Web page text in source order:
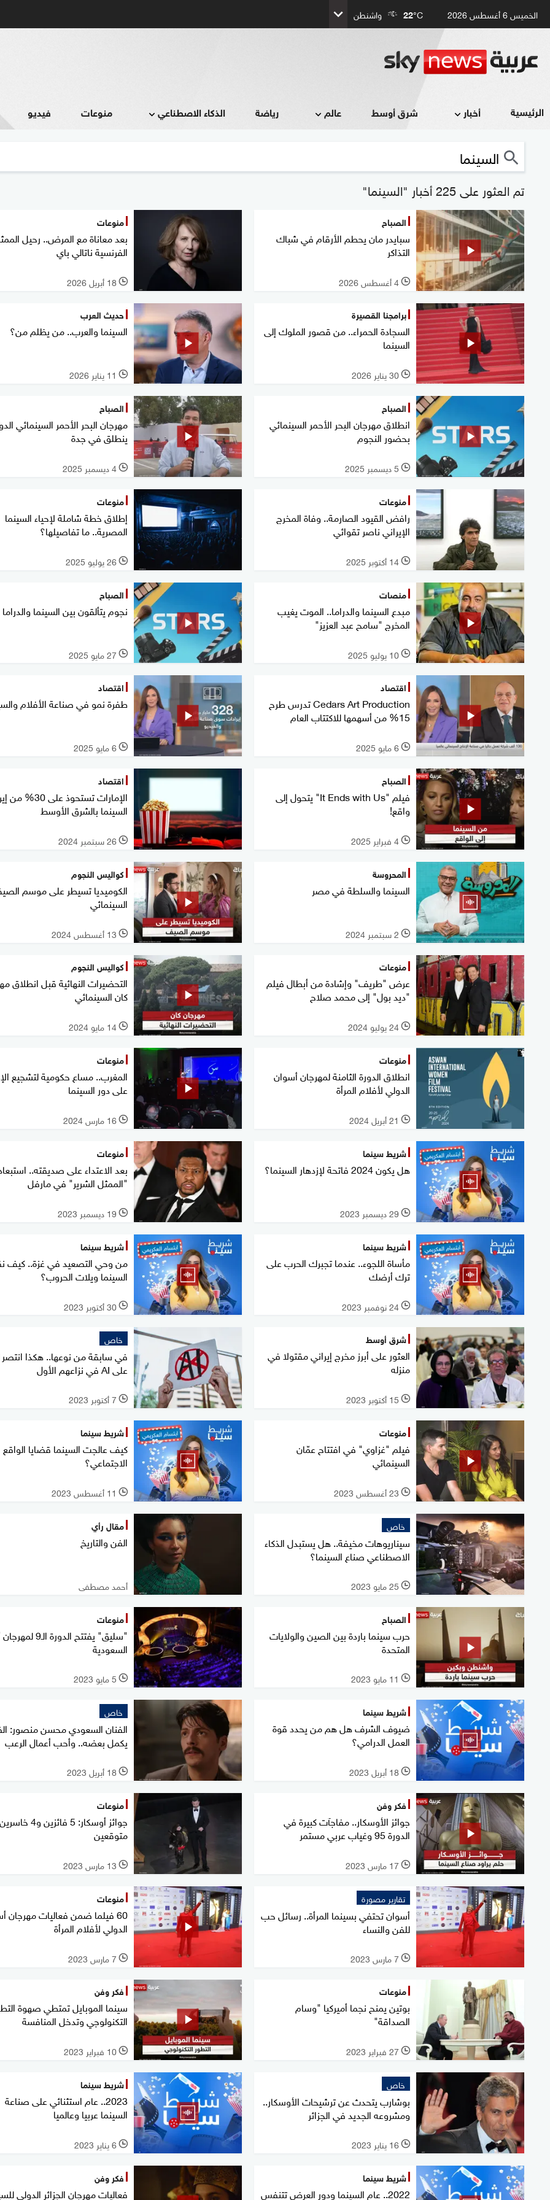
الخميس 6 أغسطس 2026 22°C واشنطن
الرئيسية أخبار شرق أوسط عالم رياضة الذكاء الاصطناعي منوعات فيديو
تم العثور على 225 أخبار "السينما"
الصباح
سبايدر مان يحطم الأرقام في شباك
التذاكر
l 4 أغسطس 2026
منوعات
بعد معاناة مع المرض.. رحيل
الفرنسية ناتالي باي
l 18 أبريل 2026
برامجنا القصيرة
السجادة الحمراء.. من قصور الملوك إلى
السينما
l 30 يناير 2026
حديث العرب
السينما والعرب.. من يظلم من؟
l 11 يناير 2026
الصباح
انطلاق مهرجان البحر الأحمر السينمائي
بحضور النجوم
l 5 ديسمبر 2025
الصباح
مهرجان البحر الأحمر السينمائي
ينطلق في جدة
l 4 ديسمبر 2025
منوعات
رافض القيود الصارمة.. وفاة المخرج
الإيراني ناصر تقوائي
l 14 أكتوبر 2025
منوعات
إطلاق خطة شاملة لإحياء السينما
المصرية.. ما تفاصيلها؟
l 26 يوليو 2025
منصات
مبدع السينما والدراما.. الموت يغيب
المخرج "سامح عبد العزيز"
l 10 يوليو 2025
الصباح
نجوم يتألقون بين السينما والدراما
l 27 مايو 2025
اقتصاد
Cedars Art Production تدرس طرح
15% من أسهمها للاكتتاب العام
l 6 مايو 2025
اقتصاد
طفرة نمو في صناعة الأفلام
l 6 مايو 2025
الصباح
فيلم "It Ends with Us" يتحول إلى
واقع!
l 4 فبراير 2025
اقتصاد
الإمارات تستحوذ على
السينما بالشرق الأوسط
l 26 سبتمبر 2024
المحروسة
السينما والسلطة في مصر
l 2 سبتمبر 2024
كواليس النجوم
الكوميديا تسيطر على موسم
السينمائي
l 13 أغسطس 2024
منوعات
عرض "طريف" وإشادة من أبطال فيلم
"ديد بول" إلى محمد صلاح
l 24 يوليو 2024
كواليس النجوم
التحضيرات النهائية قبل انطلاق
كان السينمائي
l 14 مايو 2024
منوعات
انطلاق الدورة الثامنة لمهرجان أسوان
الدولي لأفلام المرأة
l 21 أبريل 2024
منوعات
المغرب.. مساع حكومية لتشجيع
على دور السينما
l 16 مارس 2024
شريط سينما
هل يكون 2024 فاتحة لإزدهار السينما؟
l 29 ديسمبر 2023
منوعات
بعد الاعتداء على صديقته..
"الممثل الشرير" في مارفل
l 19 ديسمبر 2023
شريط سينما
مأساة اللجوء.. عندما تجبرك الحرب على
ترك أرضك
l 24 نوفمبر 2023
شريط سينما
من وحي التصعيد في غزة.. كيف
السينما ويلات الحروب؟
l 30 أكتوبر 2023
شرق أوسط
العثور على أبرز مخرج إيراني مقتولا في
منزله
l 15 أكتوبر 2023
خاص
في سابقة من نوعها.. هكذا انتصر
على AI في نزاعهم الأول
l 7 أكتوبر 2023
منوعات
فيلم "غزاوي" في افتتاح عمّان
السينمائي
l 23 أغسطس 2023
شريط سينما
كيف عالجت السينما قضايا الواقع
الاجتماعي؟
l 11 أغسطس 2023
خاص
سيناريوهات مخيفة.. هل يستبدل الذكاء
الاصطناعي صناع السينما؟
l 25 مايو 2023
مقال رأي
الفن والتاريخ
أحمد مصطفى
الصباح
حرب سينما باردة بين الصين والولايات
المتحدة
l 11 مايو 2023
منوعات
"سليق" يفتتح الدورة
السعودية
l 5 مايو 2023
شريط سينما
ضيوف الشرف هل هم من يحدد قوة
العمل الدرامي؟
l 18 أبريل 2023
خاص
الفنان السعودي محسن منصور:
يكمل بعضه.. وأحب أعمال الرعب
l 18 أبريل 2023
فكر وفن
جوائز الأوسكار.. مفاجآت كبيرة في
الدورة 95 وغياب عربي مستمر
l 17 مارس 2023
منوعات
جوائز أوسكار: 5
متوقعين
l 13 مارس 2023
تقارير مصورة
أسوان تحتفي بسينما المرأة.. رسائل حب
للفن والنساء
l 7 مارس 2023
منوعات
60 فيلما ضمن فعاليات مهرجان
الدولي لأفلام المرأة
l 7 مارس 2023
منوعات
بوتين يمنح نجما أميركيا "وسام
الصداقة"
l 27 فبراير 2023
فكر وفن
سينما الموبايل تمتطي صهوة
التكنولوجي وتدخل المنافسة
l 10 فبراير 2023
خاص
بوشارب يتحدث عن ترشيحات الأوسكار..
ومشروعه الجديد في الجزائر
l 16 يناير 2023
شريط سينما
2023.. عام استثنائي على صناعة
السينما عربيا وعالميا
l 6 يناير 2023
شريط سينما
2022.. عام السينما ودور العرض تتنفس
فكر وفن
فعاليات مهرجان الجزائر الدولي